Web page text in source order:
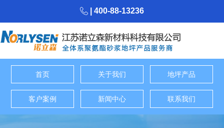
| 400-88-13236
首页 关于我们 地坪产品
客户案例 新闻中心 联系我们